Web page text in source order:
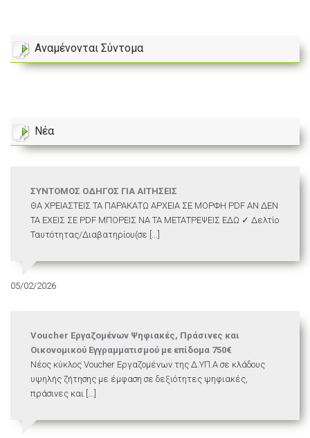
Αναμένονται Σύντομα
Νέα
ΣΥΝΤΟΜΟΣ ΟΔΗΓΟΣ ΓΙΑ ΑΙΤΗΣΕΙΣ
ΘΑ ΧΡΕΙΑΣΤΕΙΣ ΤΑ ΠΑΡΑΚΑΤΩ ΑΡΧΕΙΑ ΣΕ ΜΟΡΦΗ PDF ΑΝ ΔΕΝ
ΤΑ ΕΧΕΙΣ ΣΕ PDF ΜΠΟΡΕΙΣ ΝΑ ΤΑ ΜΕΤΑΤΡΕΨΕΙΣ ΕΔΩ ✓ Δελτίο
Ταυτότητας/Διαβατηρίου(σε [...]
05/02/2026
Voucher Εργαζομένων Ψηφιακές, Πράσινες και
Οικονομικού Εγγραμματισμού με επίδομα 750€
Νέος κύκλος Voucher Εργαζομένων της Δ.ΥΠ.Α σε κλάδους
υψηλής ζήτησης με έμφαση σε δεξιότητες ψηφιακές,
πράσινες και [...]